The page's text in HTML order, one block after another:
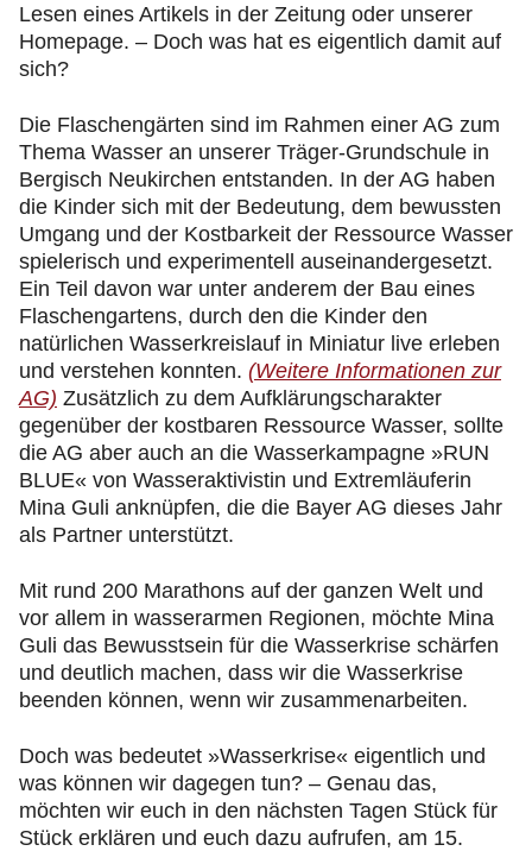
Lesen eines Artikels in der Zeitung oder unserer
Homepage. – Doch was hat es eigentlich damit auf
sich?
Die Flaschengärten sind im Rahmen einer AG zum
Thema Wasser an unserer Träger-Grundschule in
Bergisch Neukirchen entstanden. In der AG haben
die Kinder sich mit der Bedeutung, dem bewussten
Umgang und der Kostbarkeit der Ressource Wasser
spielerisch und experimentell auseinandergesetzt.
Ein Teil davon war unter anderem der Bau eines
Flaschengartens, durch den die Kinder den
natürlichen Wasserkreislauf in Miniatur live erleben
und verstehen konnten. (Weitere Informationen zur
AG) Zusätzlich zu dem Aufklärungscharakter
gegenüber der kostbaren Ressource Wasser, sollte
die AG aber auch an die Wasserkampagne »RUN
BLUE« von Wasseraktivistin und Extremläuferin
Mina Guli anknüpfen, die die Bayer AG dieses Jahr
als Partner unterstützt.
Mit rund 200 Marathons auf der ganzen Welt und
vor allem in wasserarmen Regionen, möchte Mina
Guli das Bewusstsein für die Wasserkrise schärfen
und deutlich machen, dass wir die Wasserkrise
beenden können, wenn wir zusammenarbeiten.
Doch was bedeutet »Wasserkrise« eigentlich und
was können wir dagegen tun? – Genau das,
möchten wir euch in den nächsten Tagen Stück für
Stück erklären und euch dazu aufrufen, am 15.